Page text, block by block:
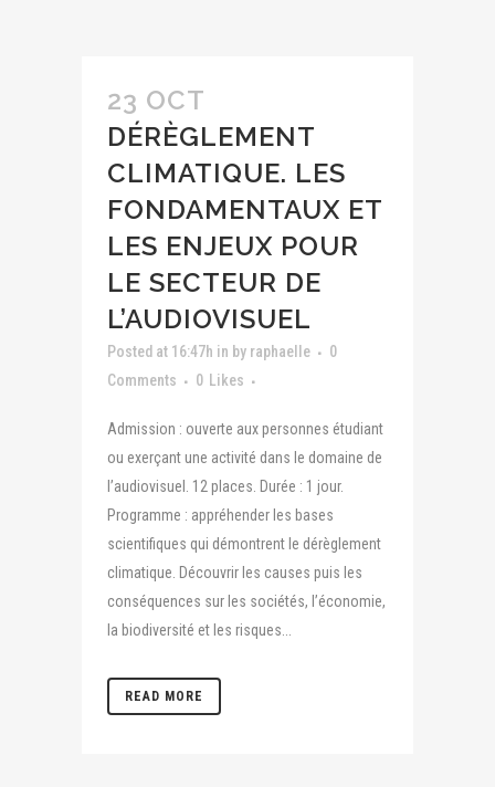
23 OCT
DÉRÈGLEMENT
CLIMATIQUE. LES
FONDAMENTAUX ET
LES ENJEUX POUR
LE SECTEUR DE
L’AUDIOVISUEL
Posted at 16:47h in by raphaelle
0
Comments
0 Likes
Admission : ouverte aux personnes étudiant
ou exerçant une activité dans le domaine de
l’audiovisuel. 12 places. Durée : 1 jour.
Programme : appréhender les bases
scientifiques qui démontrent le dérèglement
climatique. Découvrir les causes puis les
conséquences sur les sociétés, l’économie,
la biodiversité et les risques...
READ MORE